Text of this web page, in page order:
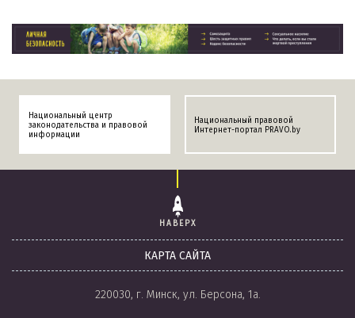
Национальный центр
законодательства и правовой
информации
Национальный правовой
Интернет-портал PRAVO.by
НАВЕРХ
КАРТА САЙТА
220030, г. Минск, ул. Берсона, 1а.